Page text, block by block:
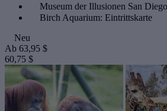
Museum der Illusionen San
Birch Aquarium: Eintrittskarte
Neu
Ab 63,95 $
60,75 $